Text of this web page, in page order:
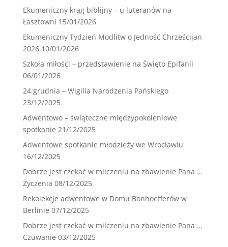
Ekumeniczny krąg biblijny – u luteranów na
Łasztowni 15/01/2026
Ekumeniczny Tydzień Modlitw o Jedność Chrześcijan
2026 10/01/2026
Szkoła miłości – przedstawienie na Święto Epifanii
06/01/2026
24 grudnia – Wigilia Narodzenia Pańskiego
23/12/2025
Adwentowo – świąteczne międzypokoleniowe
spotkanie 21/12/2025
Adwentowe spotkanie młodzieży we Wrocławiu
16/12/2025
Dobrze jest czekać w milczeniu na zbawienie Pana …
Życzenia 08/12/2025
Rekolekcje adwentowe w Domu Bonhoefferów w
Berlinie 07/12/2025
Dobrze jest czekać w milczeniu na zbawienie Pana …
Czuwanie 03/12/2025